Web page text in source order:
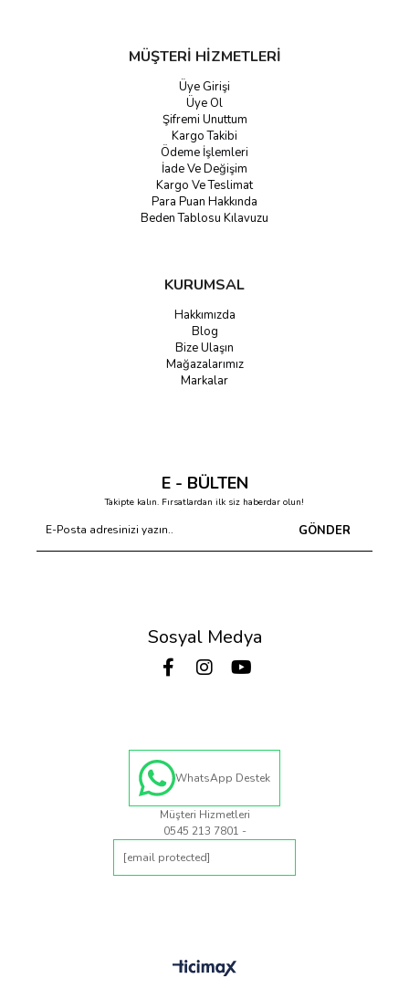
MÜŞTERİ HİZMETLERİ
Üye Girişi
Üye Ol
Şifremi Unuttum
Kargo Takibi
Ödeme İşlemleri
İade Ve Değişim
Kargo Ve Teslimat
Para Puan Hakkında
Beden Tablosu Kılavuzu
KURUMSAL
Hakkımızda
Blog
Bize Ulaşın
Mağazalarımız
Markalar
E - BÜLTEN
Takipte kalın. Fırsatlardan ilk siz haberdar olun!
GÖNDER
Sosyal Medya
WhatsApp Destek
Müşteri Hizmetleri
0545 213 7801 -
[email protected]